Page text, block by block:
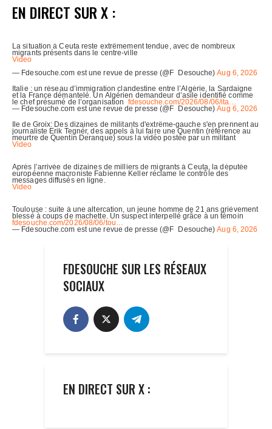
EN DIRECT SUR X :
FDESOUCHE SUR LES RÉSEAUX
SOCIAUX
EN DIRECT SUR X :